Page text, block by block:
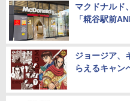
マクドナルド
「糀谷駅前
ジョージア、
らえるキャン